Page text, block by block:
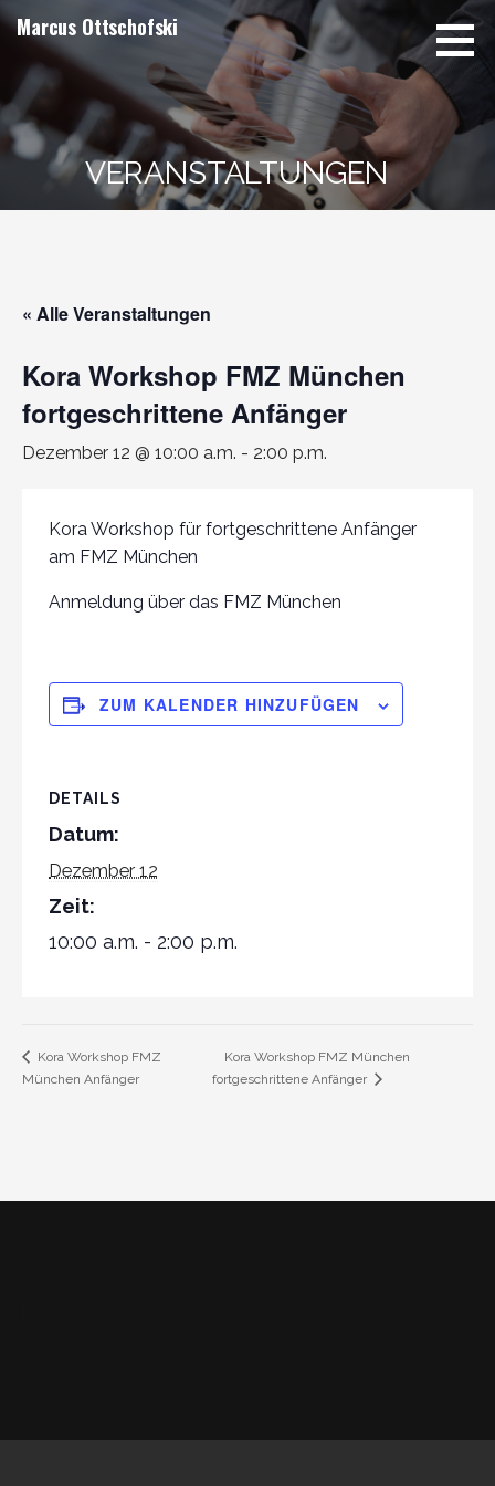
Zum
Inhalt
springen
Marcus Ottschofski
VERANSTALTUNGEN
« Alle Veranstaltungen
Kora Workshop FMZ München
fortgeschrittene Anfänger
Dezember 12 @ 10:00 a.m. - 2:00 p.m.
Kora Workshop für fortgeschrittene Anfänger
am FMZ München
Anmeldung über das FMZ München
ZUM KALENDER HINZUFÜGEN
DETAILS
Datum:
Dezember 12
Zeit:
10:00 a.m. - 2:00 p.m.
Kora Workshop FMZ
München Anfänger
Kora Workshop FMZ München
fortgeschrittene Anfänger